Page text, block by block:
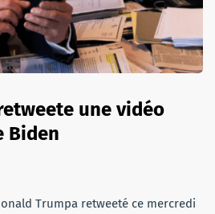
une vidéo
Biden
Trumpa retweeté ce mercredi